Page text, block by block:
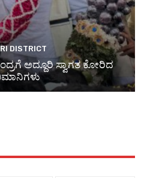
DISTRICT
ಅದ್ದೂರಿ ಸ್ವಾಗತ ಕೋರಿದ